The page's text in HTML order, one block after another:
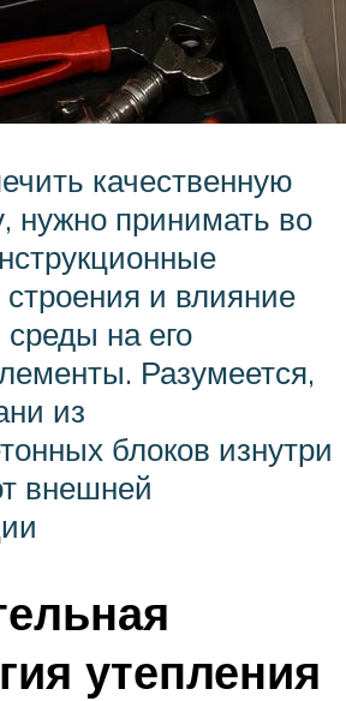
качественную
нужно принимать во
и влияние
на его
Разумеется,
из
блоков изнутри
внешней
утепления